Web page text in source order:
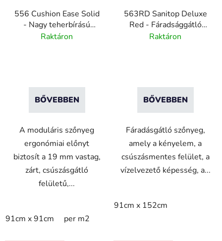
556 Cushion Ease Solid
- Nagy teherbírású
moduláris gumilapok -
Raktáron
BŐVEBBEN
A moduláris szőnyeg
ergonómiai előnyt
biztosít a 19 mm vastag,
zárt, csúszásgátló
felületű,...
91cm x 91cm per m2
563RD Sanitop Deluxe
Red - Fáradsággátló
szőnyeg az
Raktáron
BŐVEBBEN
Fáradásgátló szőnyeg,
amely a kényelem, a
csúszásmentes felület, a
vízelvezető képesség, a...
91cm x 152cm